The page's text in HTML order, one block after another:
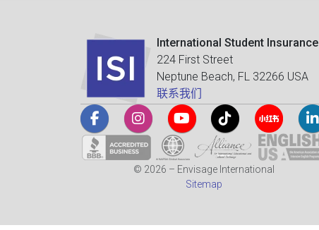
International Student Insurance
224 First Street
Neptune Beach, FL 32266 USA
联系我们
© 2026 – Envisage International
Sitemap